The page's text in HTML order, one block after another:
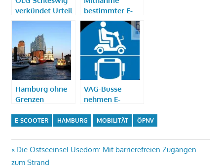
verkündet Urteil
zum E–Scooter-
Mitnahmeverbot
bestimmter E-
Scooter in
Linienbussen des
ÖPNV möglich
Hamburg ohne
Grenzen
VAG-Busse
nehmen E-
mit
E-SCOOTER HAMBURG MOBILITÄT ÖPNV
Beitragsnavigation
Vorheriger
Beitrag:
Die Ostseeinsel Usedom: Mit barrierefreien Zugängen
zum Strand